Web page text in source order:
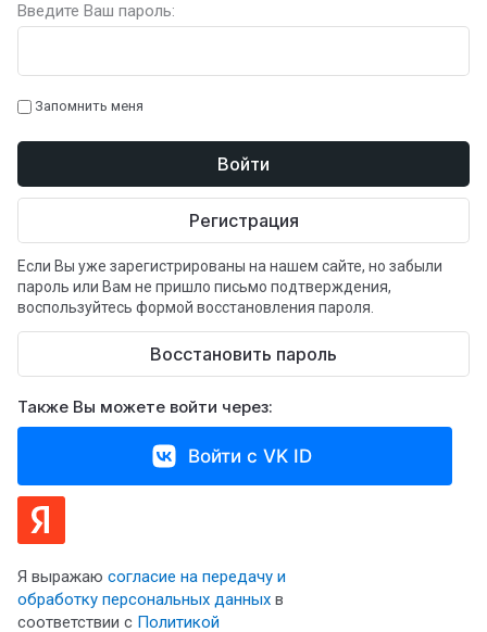
Введите Ваш пароль:
Запомнить меня
Войти
Регистрация
Если Вы уже зарегистрированы на нашем сайте, но забыли
пароль или Вам не пришло письмо подтверждения,
воспользуйтесь формой восстановления пароля.
Восстановить пароль
Также Вы можете войти через:
Войти с VK ID
Я выражаю согласие на передачу и
обработку персональных данных в
соответствии с Политикой